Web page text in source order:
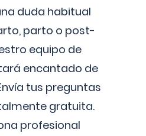
duda habitual
parto o post-
equipo de
encantado de
tus preguntas
gratuita.
profesional